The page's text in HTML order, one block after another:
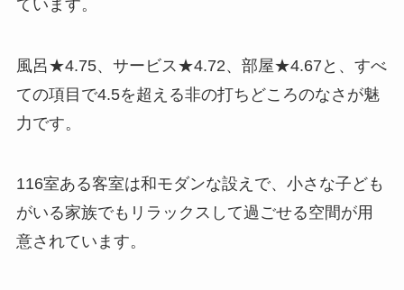
ています。
風呂★4.75、サービス★4.72、部屋★4.67と、すべ
ての項目で4.5を超える非の打ちどころのなさが魅
力です。
116室ある客室は和モダンな設えで、小さな子ども
がいる家族でもリラックスして過ごせる空間が用
意されています。